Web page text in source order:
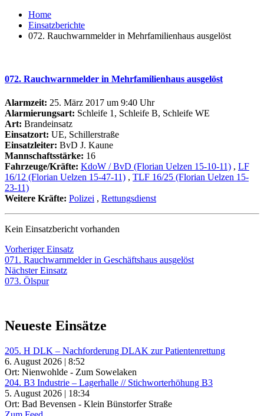
Home
Einsatzberichte
072. Rauchwarnmelder in Mehrfamilienhaus ausgelöst
072. Rauchwarnmelder in Mehrfamilienhaus ausgelöst
Alarmzeit: 25. März 2017 um 9:40 Uhr
Alarmierungsart: Schleife 1, Schleife B, Schleife WE
Art: Brandeinsatz
Einsatzort: UE, Schillerstraße
Einsatzleiter: BvD J. Kaune
Mannschaftsstärke: 16
Fahrzeuge/Kräfte: KdoW / BvD (Florian Uelzen 15-10-11) , LF
16/12 (Florian Uelzen 15-47-11) , TLF 16/25 (Florian Uelzen 15-
23-11)
Weitere Kräfte: Polizei , Rettungsdienst
Kein Einsatzbericht vorhanden
Beitragsnavigation
Vorheriger EinsatzVorheriger
Einsatz:
071. Rauchwarnmelder in Geschäftshaus ausgelöst
Nächster EinsatzNächster
073. Ölspur
Neueste Einsätze
205. H DLK – Nachforderung DLAK zur Patientenrettung
6. August 2026 | 8:52
Ort: Nienwohlde - Zum Sowelaken
204. B3 Industrie – Lagerhalle // Stichworterhöhung B3
5. August 2026 | 18:34
Ort: Bad Bevensen - Klein Bünstorfer Straße